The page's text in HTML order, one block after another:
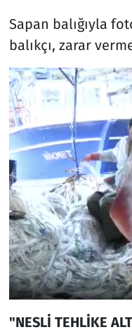
Sapan balığıyla
balıkçı, zarar
"NESLİ TEHLİKE